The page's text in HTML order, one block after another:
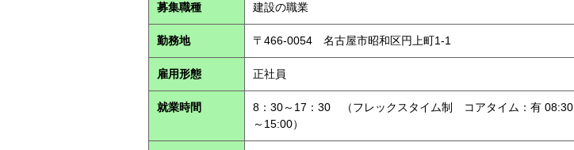
募集職種 建設の職業
勤務地 〒466-0054 名古屋市昭和区円上町1-1
雇用形態 正社員
就業時間
8：30～17：30 （フレックスタイム制 コアタイム：有 08:30
～15:00）